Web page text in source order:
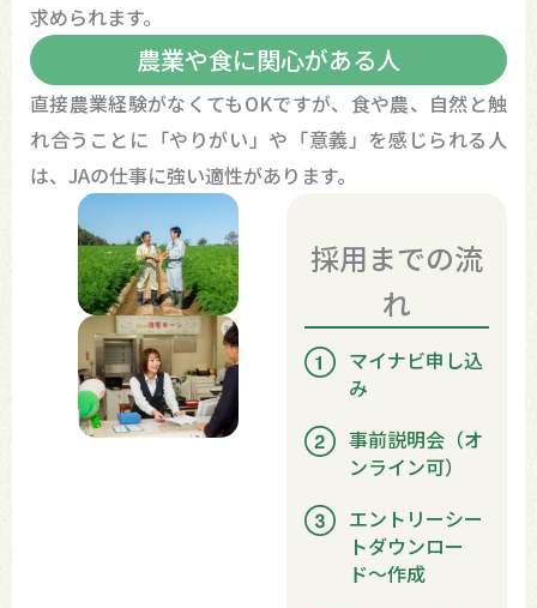
求められます。
農業や食に関心がある人
直接農業経験がなくてもOKですが、食や農、自然と触
れ合うことに「やりがい」や「意義」を感じられる人
は、JAの仕事に強い適性があります。
採用までの流
れ
マイナビ申し込
み
事前説明会（オ
ンライン可）
エントリーシー
トダウンロー
ド〜作成